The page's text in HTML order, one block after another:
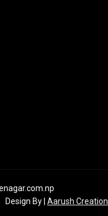
Design By Aarush Creation